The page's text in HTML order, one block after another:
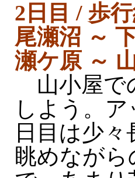
2日目 / 歩
尾瀬沼 ～
瀬ケ原 ～
山小屋で
しよう。
日目は少
眺めなが